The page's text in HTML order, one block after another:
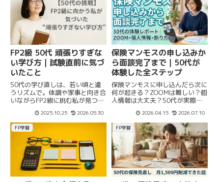
FP2級 50代 頑張りすぎな
い学び方｜試験直前に気づ
いたこと
50代の学び直しは、若い頃と違
うリズムで。体調や家事と向き合
いながらFP2級に挑む私が見つけ
伝えします。2025.10.25 2026.05.30
保険マンモスの申し込みか
ら面談完了まで｜50代が
体験した全ステップ
保険マンモスに申し込んだら次に
何が起きる？ZOOMは難しい？個
人情報は大丈夫？50代が実際に
メールの内容とともに正直に書き
ます。
2026.04.15 2026.07.10
FP学習 FP学習